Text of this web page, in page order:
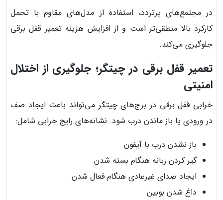
در مجتمع‌های پرتردد، استفاده از مدل‌های مقاوم با تحمل
کارکرد بالا منطقی‌تر است و از افزایش هزینه تعمیر قفل برقی
جلوگیری می‌کند.
تعمیر قفل برقی در چیتگر؛ جلوگیری از اختلال
امنیتی
خرابی قفل برقی در برج‌های چیتگر می‌تواند باعث ایجاد صف
در ورودی یا باز ماندن درب شود. نشانه‌های رایج خرابی شامل:
باز نشدن درب با آیفون
گیر کردن زبانه هنگام بسته شدن
ایجاد صدای غیرعادی هنگام فعال شدن
داغ شدن بوبین